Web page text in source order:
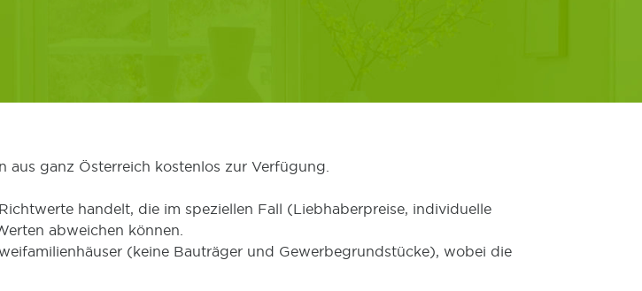
ganz Österreich kostenlos zur Verfügung.
handelt, die im speziellen Fall (Liebhaberpreise, individuelle
abweichen können.
(keine Bauträger und Gewerbegrundstücke), wobei die